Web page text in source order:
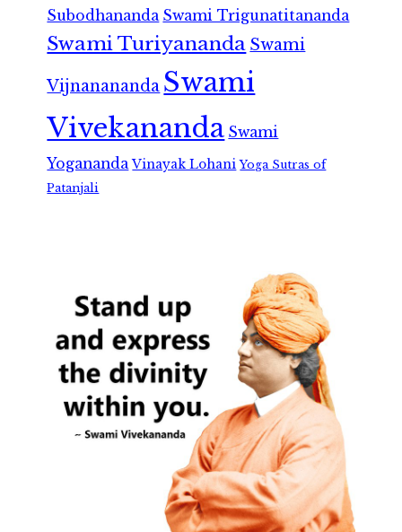
Subodhananda Swami Trigunatitananda
Swami Turiyananda Swami
Vijnanananda Swami
Vivekananda Swami
Yogananda Vinayak Lohani Yoga Sutras of
Patanjali